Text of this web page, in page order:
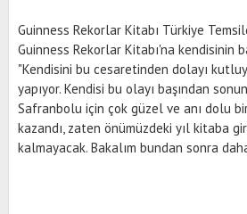
Guinness Rekorlar Kitabı Türkiye
Guinness Rekorlar Kitabı'na kendisinin
"Kendisini bu cesaretinden dolayı
yapıyor. Kendisi bu olayı başından
Safranbolu için çok güzel ve anı dolu
kazandı, zaten önümüzdeki yıl kitaba
kalmayacak. Bakalım bundan sonra